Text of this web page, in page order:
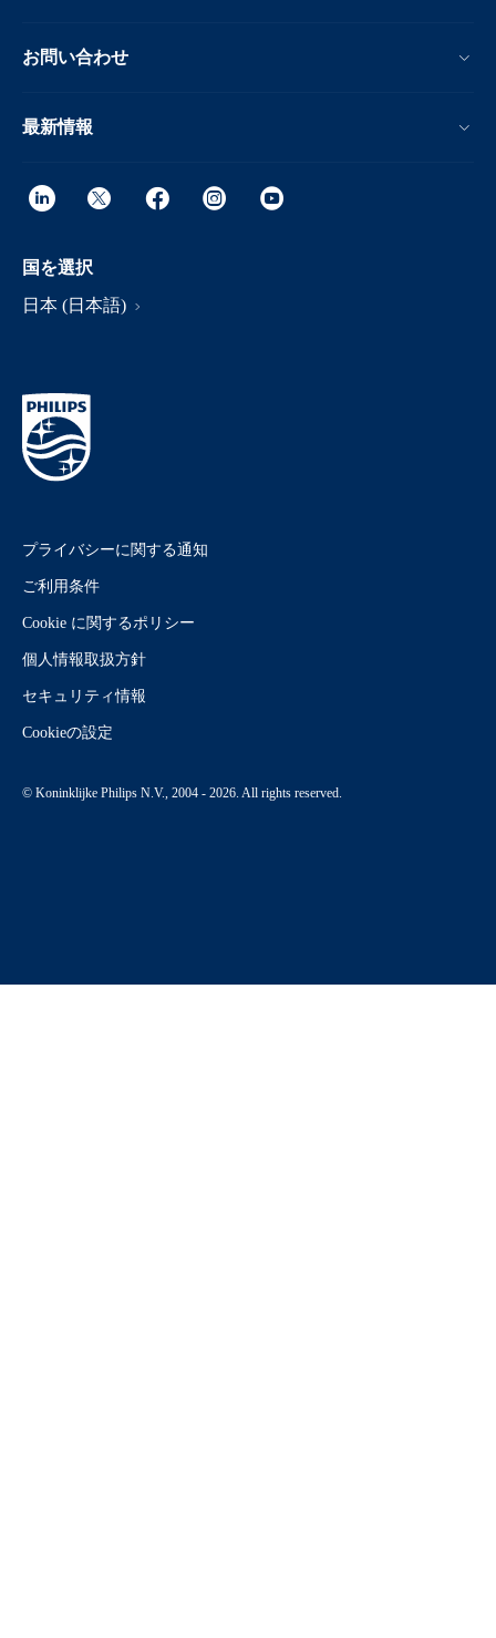
お問い合わせ
最新情報
国を選択
日本 (日本語)
プライバシーに関する通知
ご利用条件
Cookie に関するポリシー
個人情報取扱方針
セキュリティ情報
Cookieの設定
© Koninklijke Philips N.V., 2004 - 2026. All rights reserved.